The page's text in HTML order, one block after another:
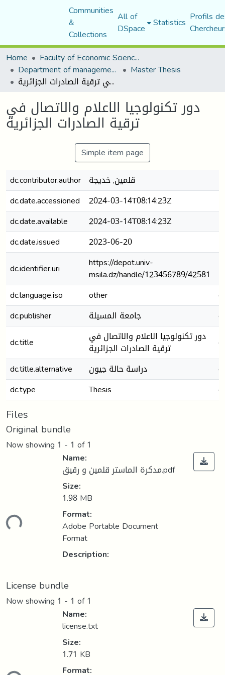
Communities
&
Collections
All of
DSpace Statistics Profils
Home
Faculty of Economic Sciences, Commerce and Management Sciences
Department of management sciences Master Thesis
دور تكنولوجيا الاعلام والاتصال في ترقية الصادرات الجزائرية
دور تكنولوجيا الاعلام والاتصال في
ترقية الصادرات الجزائرية
Simple item page
dc.contributor.author قلمين, خديجة
dc.date.accessioned
2024-03-14T08:14:23Z
dc.date.available
2024-03-14T08:14:23Z
dc.date.issued
2023-06-20
dc.identifier.uri
https://depot.univ-
msila.dz/handle/123456789/42581
dc.language.iso
other
dc.publisher
جامعة المسيلة
dc.title
دور تكنولوجيا الاعلام والاتصال في
ترقية الصادرات الجزائرية
dc.title.alternative
دراسة حالة جيون
dc.type
Thesis
Files
Original bundle
Now showing 1 - 1 of 1
Name:
مدكرة الماستر قلمين و رقيق.pdf
Size:
1.98 MB
Format:
Adobe Portable Document
Format
Description:
License bundle
Now showing 1 - 1 of 1
Name:
license.txt
Size:
1.71 KB
Format: